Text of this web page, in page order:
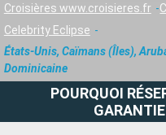
Croisières www.croisieres.fr
Celebrity Eclipse
États-Unis, Caïmans (Îles),
Dominicaine
POURQUOI